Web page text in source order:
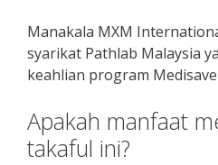
Manakala MXM
syarikat Pathlab Malaysia
keahlian program
Apakah manfaat
takaful ini?